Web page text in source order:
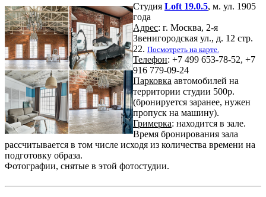
Студия Loft 19.0.5, м. ул. 1905
года
Адрес: г. Москва, 2-я
Звенигородская ул., д. 12 стр.
22. Посмотреть на карте.
Телефон: +7 499 653-78-52, +7
916 779-09-24
Парковка автомобилей на
территории студии 500р.
(бронируется заранее, нужен
пропуск на машину).
Гримерка: находится в зале.
Время бронирования зала
рассчитывается в том числе исходя из количества времени на
подготовку образа.
Фотографии, снятые в этой фотостудии.